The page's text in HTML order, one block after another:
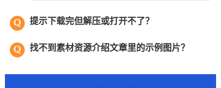
提示下载完但解压或打开不了？
找不到素材资源介绍文章里的示例图片？